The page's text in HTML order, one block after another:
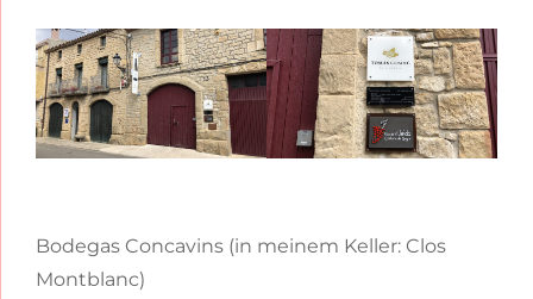
Bodegas Concavins (in meinem Keller: Clos
Montblanc)